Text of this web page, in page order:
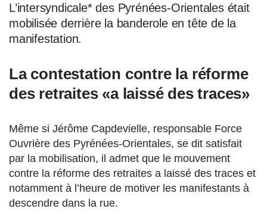
L’intersyndicale* des Pyrénées-Orientales était
mobilisée derrière la banderole en tête de la
manifestation.
La contestation contre la réforme
des retraites «a laissé des traces»
Même si Jérôme Capdevielle, responsable Force
Ouvrière des Pyrénées-Orientales, se dit satisfait
par la mobilisation, il admet que le mouvement
contre la réforme des retraites a laissé des traces et
notamment à l’heure de motiver les manifestants à
descendre dans la rue.